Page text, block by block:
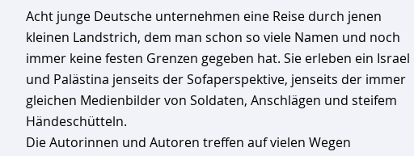
Acht junge Deutsche unternehmen eine Reise durch jenen
kleinen Landstrich, dem man schon so viele Namen und noch
immer keine festen Grenzen gegeben hat. Sie erleben ein Israel
und Palästina jenseits der Sofaperspektive, jenseits der immer
gleichen Medienbilder von Soldaten, Anschlägen und steifem
Händeschütteln.
Die Autorinnen und Autoren treffen auf vielen Wegen